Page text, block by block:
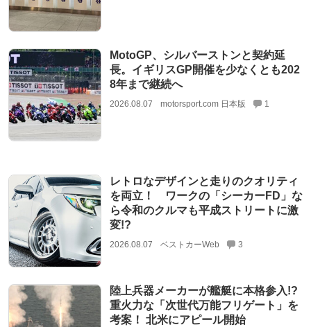
MotoGP、シルバーストンと契約延
長。イギリスGP開催を少なくとも202
8年まで継続へ
2026.08.07 motorsport.com 日本版 1
レトロなデザインと走りのクオリティ
を両立！ ワークの「シーカーFD」な
ら令和のクルマも平成ストリートに激
変!?
2026.08.07 ベストカーWeb 3
陸上兵器メーカーが艦艇に本格参入!?
重火力な「次世代万能フリゲート」を
考案！ 北米にアピール開始